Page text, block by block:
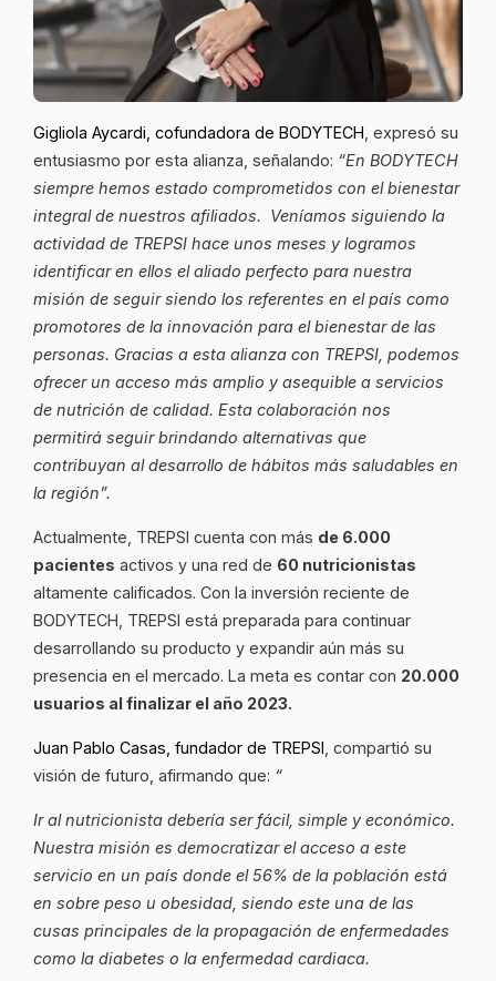
Gigliola Aycardi, cofundadora de BODYTECH , expresó su
entusiasmo por esta alianza, señalando: “En BODYTECH
siempre hemos estado comprometidos con el bienestar
integral de nuestros afiliados. Veníamos siguiendo la
actividad de TREPSI hace unos meses y logramos
identificar en ellos el aliado perfecto para nuestra
misión de seguir siendo los referentes en el país como
promotores de la innovación para el bienestar de las
personas. Gracias a esta alianza con TREPSI, podemos
ofrecer un acceso más amplio y asequible a servicios
de nutrición de calidad. Esta colaboración nos
permitirá seguir brindando alternativas que
contribuyan al desarrollo de hábitos más saludables en
la región”.
Actualmente, TREPSI cuenta con más de 6.000
pacientes activos y una red de 60 nutricionistas
altamente calificados. Con la inversión reciente de
BODYTECH, TREPSI está preparada para continuar
desarrollando su producto y expandir aún más su
presencia en el mercado. La meta es contar con 20.000
usuarios al finalizar el año 2023.
Juan Pablo Casas, fundador de TREPSI , compartió su
visión de futuro, afirmando que: “
Ir al nutricionista debería ser fácil, simple y económico.
Nuestra misión es democratizar el acceso a este
servicio en un país donde el 56% de la población está
en sobre peso u obesidad, siendo este una de las
cusas principales de la propagación de enfermedades
como la diabetes o la enfermedad cardiaca.